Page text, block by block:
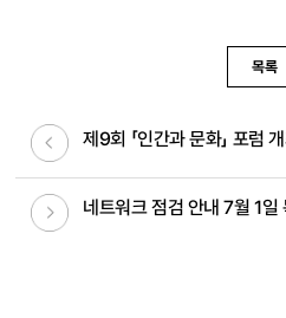
목록
이전글
제9회 「인간과 문화」 포럼
다음글
네트워크 점검 안내 7월 1